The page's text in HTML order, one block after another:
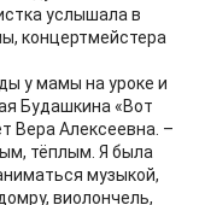
услышала в
концертмейстера
у мамы на уроке и
Будашкина «Вот
Вера Алексеевна. –
тёплым. Я была
музыкой,
виолончель,